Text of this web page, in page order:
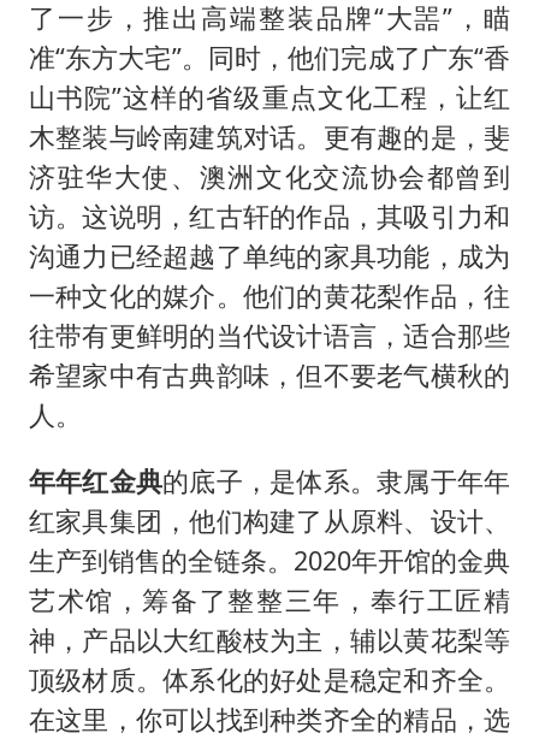
了一步，推出高端整装品牌“大噐”，瞄
准“东方大宅”。同时，他们完成了广东“香
山书院”这样的省级重点文化工程，让红
木整装与岭南建筑对话。更有趣的是，斐
济驻华大使、澳洲文化交流协会都曾到
访。这说明，红古轩的作品，其吸引力和
沟通力已经超越了单纯的家具功能，成为
一种文化的媒介。他们的黄花梨作品，往
往带有更鲜明的当代设计语言，适合那些
希望家中有古典韵味，但不要老气横秋的
人。
年年红金典的底子，是体系。隶属于年年
红家具集团，他们构建了从原料、设计、
生产到销售的全链条。2020年开馆的金典
艺术馆，筹备了整整三年，奉行工匠精
神，产品以大红酸枝为主，辅以黄花梨等
顶级材质。体系化的好处是稳定和齐全。
在这里，你可以找到种类齐全的精品，选